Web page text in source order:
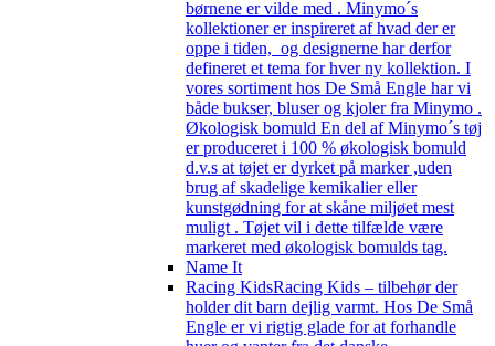
børnene er vilde med . Minymo´s
kollektioner er inspireret af hvad der er
oppe i tiden, og designerne har derfor
defineret et tema for hver ny kollektion. I
vores sortiment hos De Små Engle har vi
både bukser, bluser og kjoler fra Minymo .
Økologisk bomuld En del af Minymo´s tøj
er produceret i 100 % økologisk bomuld
d.v.s at tøjet er dyrket på marker ,uden
brug af skadelige kemikalier eller
kunstgødning for at skåne miljøet mest
muligt . Tøjet vil i dette tilfælde være
markeret med økologisk bomulds tag.
Name It
Racing KidsRacing Kids – tilbehør der
holder dit barn dejlig varmt. Hos De Små
Engle er vi rigtig glade for at forhandle